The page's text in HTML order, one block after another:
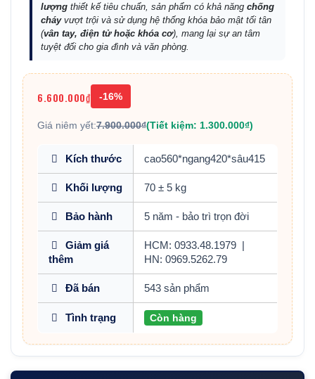
lượng thiết kế tiêu chuẩn, sản phẩm có khả năng chống
cháyvượt trội và sử dụng hệ thống khóa bảo mật tối tân
(vân tay, điện tử hoặc khóa cơ), mang lại sự an tâm
tuyệt đối cho gia đình và văn phòng.
6.600.000₫ -16%
Giá niêm yết:7.900.000₫(Tiết kiệm: 1.300.000₫)
Kích thước cao560*ngang420*sâu415
Khối lượng 70 ± 5 kg
Bảo hành 5 năm - bảo trì trọn đời
Giảm giá
thêm
HCM: 0933.48.1979
HN: 0969.5262.79
Đã bán 543 sản phẩm
Tình trạng Còn hàng